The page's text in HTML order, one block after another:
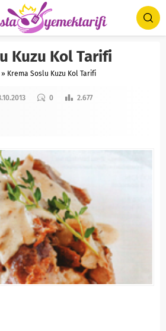
Kuzu Kol Tarifi
» Krema Soslu Kuzu Kol Tarifi
0 2.677